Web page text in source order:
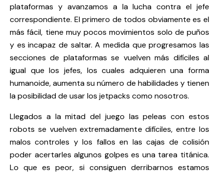
plataformas y avanzamos a la lucha contra el jefe
correspondiente. El primero de todos obviamente es el
más fácil, tiene muy pocos movimientos solo de puños
y es incapaz de saltar. A medida que progresamos las
secciones de plataformas se vuelven más difíciles al
igual que los jefes, los cuales adquieren una forma
humanoide, aumenta su número de habilidades y tienen
la posibilidad de usar los jetpacks como nosotros.
Llegados a la mitad del juego las peleas con estos
robots se vuelven extremadamente difíciles, entre los
malos controles y los fallos en las cajas de colisión
poder acertarles algunos golpes es una tarea titánica.
Lo que es peor, si consiguen derribarnos estamos